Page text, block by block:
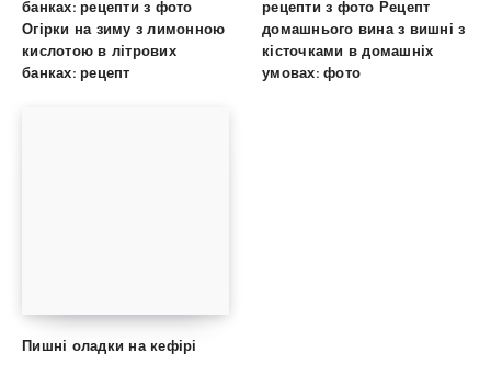
банках: рецепти з фото
Огірки на зиму з лимонною
кислотою в літрових
банках: рецепт
рецепти з фото Рецепт
домашнього вина з вишні з
кісточками в домашніх
умовах: фото
Пишні оладки на кефірі